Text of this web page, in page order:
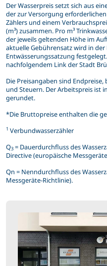
Der Wasserpreis setzt sich aus
der zur Versorgung
Zählers und einem
(m³) zusammen. Pro m³
der jeweils geltenden Höhe im
aktuelle Gebührensatz wird in
Entwässerungssatzung
nachfolgendem Link der Stadt
Die Preisangaben sind
und Steuern. Der Arbeitspreis ist
gerundet.
*Die Bruttopreise enthalten die
1 Verbundwasserzähler
Q3 = Dauerdurchfluss des
Directive (europäische
Qn = Nenndurchfluss des
Messgeräte-Richtlinie).